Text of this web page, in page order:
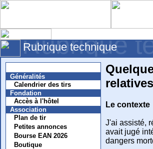
Rubrique
Rubrique technique
Généralités
Calendrier des tirs
Fondation
Accès à l'hôtel
Association
Plan de tir
Petites annonces
Bourse EAN 2026
Boutique
Le contexte
J'ai assisté,
avait jugé
dangers